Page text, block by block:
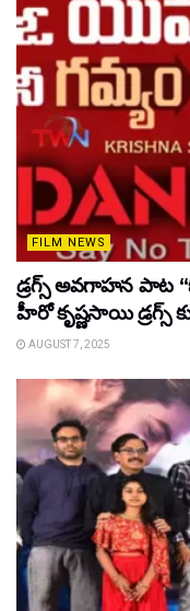
FILM NEWS
డ్రగ్స్ అవగాహన పాట
హీరో కృష్ణసాయి డ్రగ్స్
AUGUST 7, 2025